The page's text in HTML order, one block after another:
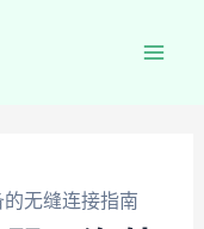
无缝连接指南